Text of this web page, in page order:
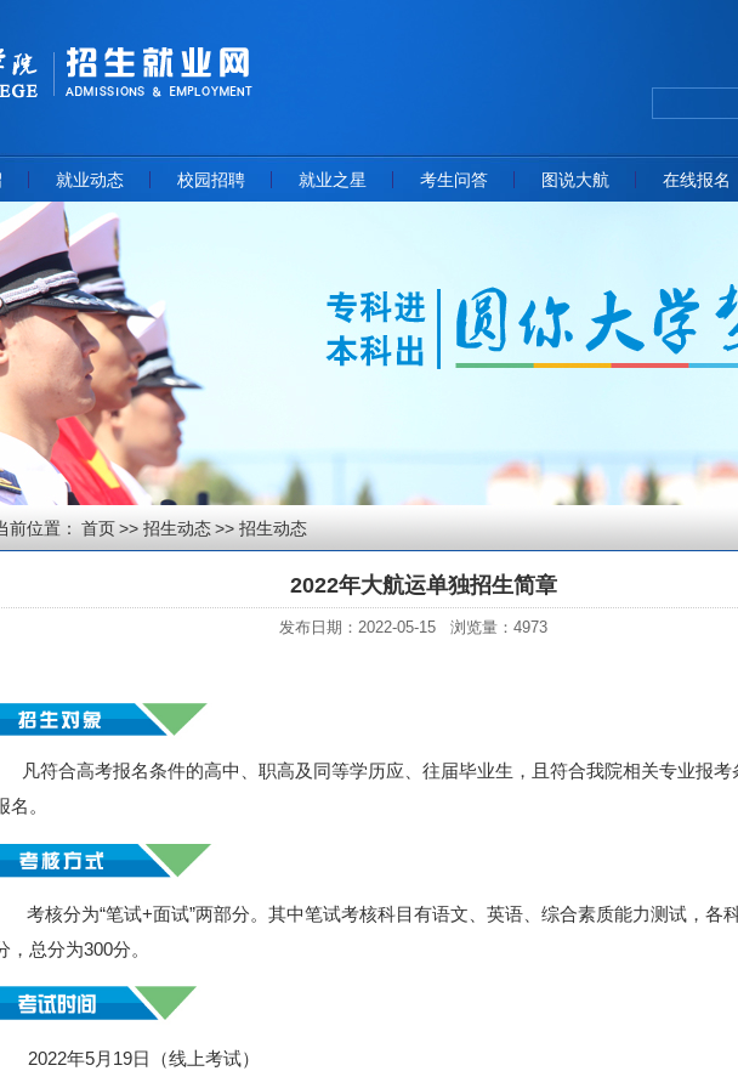
就业动态 校园招聘 就业之星 考生问答 图说大航 在线报名
前位置： 首页 招生动态 招生动态
2022年大航运单独招生简章
发布日期：2022-05-15 浏览量： 4973
符合高考报名条件的高中、职高及同等学历应、往届毕业生，且符合我院相关专业报考
名。
核分为“笔试+面试”两部分。其中笔试考核科目有语文、英语、综合素质能力测试，各
，总分为300分。
2022年5月19日（线上考试）